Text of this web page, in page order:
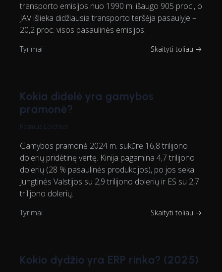
transporto emisijos nuo 1990 m. išaugo 905 proc., o
JAV išlieka didžiausia transporto teršėja pasaulyje –
20,2 proc. visos pasaulinės emisijos.
Tyrimai Skaityti toliau →
Kokia didelė yra gamybos
pramonė?
Rasmus Leichter
Gamybos pramonė 2024 m. sukūrė 16,8 trilijono
dolerių pridėtinę vertę. Kinija pagamina 4,7 trilijono
dolerių (28 % pasaulinės produkcijos), po jos seka
Jungtinės Valstijos su 2,9 trilijono dolerių ir ES su 2,7
trilijono dolerių.
Tyrimai Skaityti toliau →
Kokio dydžio yra ERP rinka? (2025)